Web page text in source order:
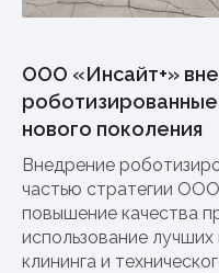
ООО «Инсайт+»
нового поколения
Внедрение
частью стратегии
повышение качества
использование
клининга и